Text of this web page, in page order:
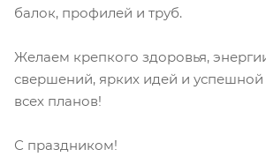
балок, профилей и труб.
Желаем крепкого здоровья,
свершений, ярких идей и успешной
всех планов!
С праздником!